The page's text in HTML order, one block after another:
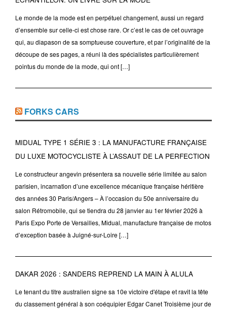
Le monde de la mode est en perpétuel changement, aussi un regard
d’ensemble sur celle-ci est chose rare. Or c’est le cas de cet ouvrage
qui, au diapason de sa somptueuse couverture, et par l’originalité de la
découpe de ses pages, a réuni là des spécialistes particulièrement
pointus du monde de la mode, qui ont […]
FORKS CARS
MIDUAL TYPE 1 SÉRIE 3 : LA MANUFACTURE FRANÇAISE
DU LUXE MOTOCYCLISTE À L’ASSAUT DE LA PERFECTION
Le constructeur angevin présentera sa nouvelle série limitée au salon
parisien, incarnation d’une excellence mécanique française héritière
des années 30 Paris/Angers – À l’occasion du 50e anniversaire du
salon Rétromobile, qui se tiendra du 28 janvier au 1er février 2026 à
Paris Expo Porte de Versailles, Midual, manufacture française de motos
d’exception basée à Juigné-sur-Loire […]
DAKAR 2026 : SANDERS REPREND LA MAIN À ALULA
Le tenant du titre australien signe sa 10e victoire d'étape et ravit la tête
du classement général à son coéquipier Edgar Canet Troisième jour de